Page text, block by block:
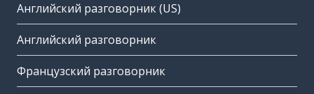
Английский разговорник (US)
Английский разговорник
Французский разговорник